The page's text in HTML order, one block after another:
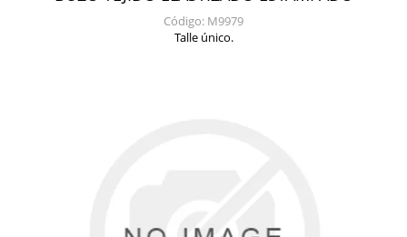
Código: M9979
Talle único.